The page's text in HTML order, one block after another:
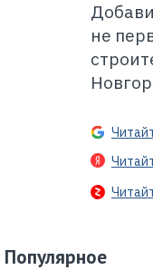
Д
не
Популярное